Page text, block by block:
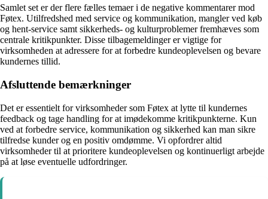
Samlet set er der flere fælles temaer i de negative kommentarer mod
Føtex. Utilfredshed med service og kommunikation, mangler ved køb
og hent-service samt sikkerheds- og kulturproblemer fremhæves som
centrale kritikpunkter. Disse tilbagemeldinger er vigtige for
virksomheden at adressere for at forbedre kundeoplevelsen og bevare
kundernes tillid.
Afsluttende bemærkninger
Det er essentielt for virksomheder som Føtex at lytte til kundernes
feedback og tage handling for at imødekomme kritikpunkterne. Kun
ved at forbedre service, kommunikation og sikkerhed kan man sikre
tilfredse kunder og en positiv omdømme. Vi opfordrer altid
virksomheder til at prioritere kundeoplevelsen og kontinuerligt arbejde
på at løse eventuelle udfordringer.